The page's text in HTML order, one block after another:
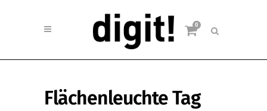
0
Flächenleuchte Tag